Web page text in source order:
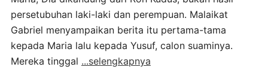
persetubuhan laki-laki dan perempuan. Malaikat
Gabriel menyampaikan berita itu pertama-tama
kepada Maria lalu kepada Yusuf, calon suaminya.
Mereka tinggal ...selengkapnya